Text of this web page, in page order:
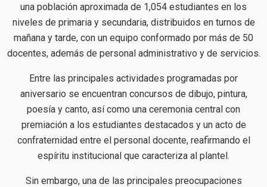
una población aproximada de 1,054 estudiantes en los
niveles de primaria y secundaria, distribuidos en turnos de
mañana y tarde, con un equipo conformado por más de 50
docentes, además de personal administrativo y de servicios.
Entre las principales actividades programadas por
aniversario se encuentran concursos de dibujo, pintura,
poesía y canto, así como una ceremonia central con
premiación a los estudiantes destacados y un acto de
confraternidad entre el personal docente, reafirmando el
espíritu institucional que caracteriza al plantel.
Sin embargo, una de las principales preocupaciones